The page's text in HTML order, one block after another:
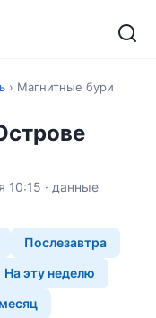
› Магнитные бури
10:15 · данные
Послезавтра
На эту неделю